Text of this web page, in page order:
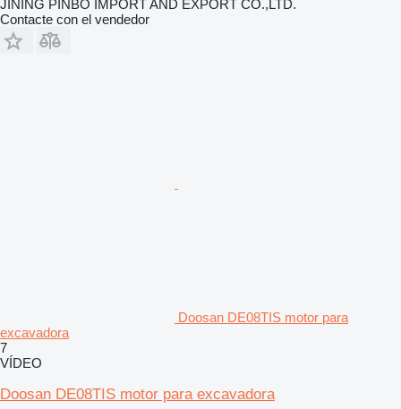
JINING PINBO IMPORT AND EXPORT CO.,LTD.
Contacte con el vendedor
Doosan DE08TIS motor para
excavadora
7
VÍDEO
Doosan DE08TIS motor para excavadora